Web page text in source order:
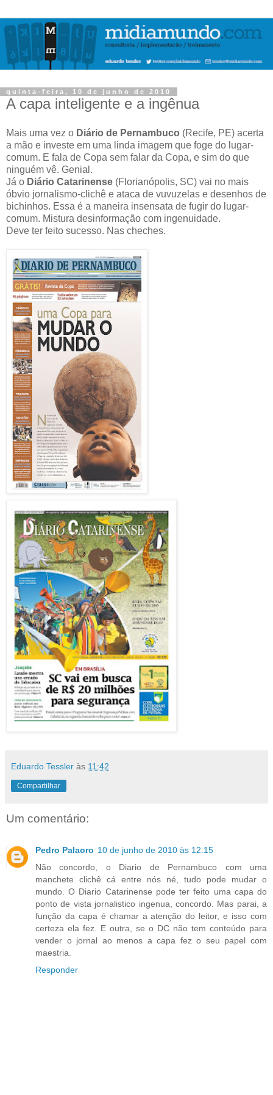
quinta-feira, 10 de junho de 2010
A capa inteligente e a ingênua
Mais uma vez o Diário de Pernambuco (Recife, PE) acerta
a mão e investe em uma linda imagem que foge do lugar-
comum. E fala de Copa sem falar da Copa, e sim do que
ninguém vê. Genial.
Já o Diário Catarinense (Florianópolis, SC) vai no mais
óbvio jornalismo-clichê e ataca de vuvuzelas e desenhos de
bichinhos. Essa é a maneira insensata de fugir do lugar-
comum. Mistura desinformação com ingenuidade.
Deve ter feito sucesso. Nas cheches.
Eduardo Tessler às 11:42
Compartilhar
Um comentário:
Pedro Palaoro 10 de junho de 2010 às 12:15
Não concordo, o Diario de Pernambuco com uma
manchete clichê cá entre nós né, tudo pode mudar o
mundo. O Diario Catarinense pode ter feito uma capa do
ponto de vista jornalistico ingenua, concordo. Mas parai, a
função da capa é chamar a atenção do leitor, e isso com
certeza ela fez. E outra, se o DC não tem conteúdo para
vender o jornal ao menos a capa fez o seu papel com
maestria.
Responder